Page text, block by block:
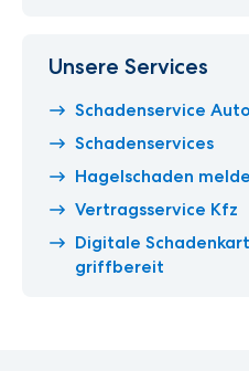
Unsere Services
Schadenservice Auto
Schadenservices
Hagelschaden
Vertragsservice Kfz
Digitale
griffbereit